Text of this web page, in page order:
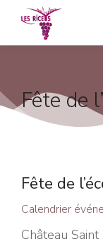
Fête de
Fête de
Calendrier
Château